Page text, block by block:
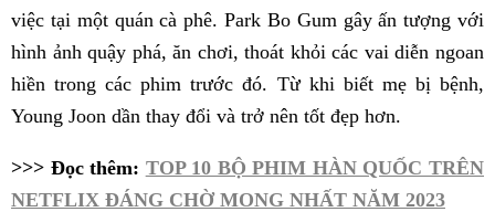
việc tại một quán cà phê. Park Bo Gum gây ấn tượng với
hình ảnh quậy phá, ăn chơi, thoát khỏi các vai diễn ngoan
hiền trong các phim trước đó. Từ khi biết mẹ bị bệnh,
Young Joon dần thay đổi và trở nên tốt đẹp hơn.
>>> Đọc thêm: TOP 10 BỘ PHIM HÀN QUỐC TRÊN
NETFLIX ĐÁNG CHỜ MONG NHẤT NĂM 2023